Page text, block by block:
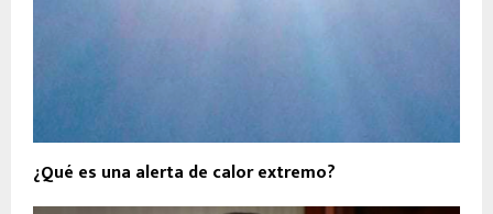
¿Qué es una alerta de calor extremo?